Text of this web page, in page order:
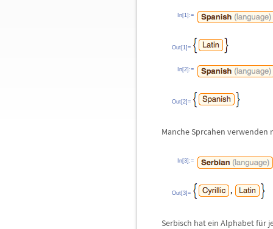
In[1]:=
Out[1]=
In[2]:=
Out[2]=
Manche Sprcahen verwenden
In[3]:=
Out[3]=
Serbisch hat ein Alphabet für